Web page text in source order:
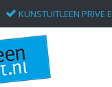
KUNSTUITLEEN PRIVE